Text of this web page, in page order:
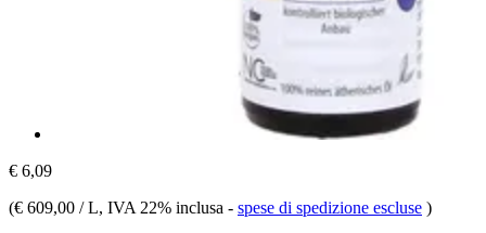
€ 6,09
(€ 609,00 / L, IVA 22% inclusa - spese di spedizione escluse )